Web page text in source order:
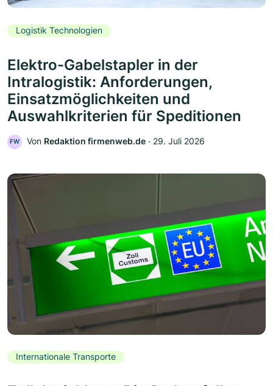
Logistik Technologien
Elektro-Gabelstapler in der
Intralogistik: Anforderungen,
Einsatzmöglichkeiten und
Auswahlkriterien für Speditionen
FW Von Redaktion firmenweb.de ‧ 29. Juli 2026
Internationale Transporte